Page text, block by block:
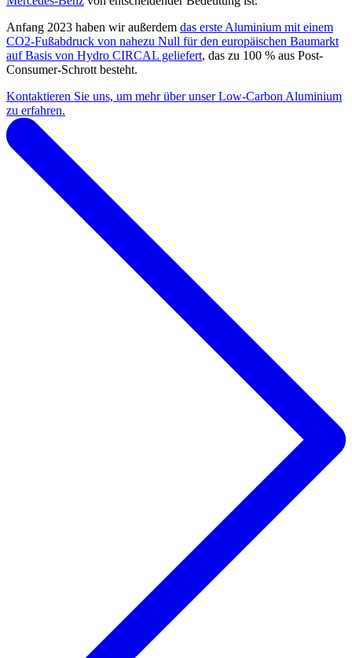
Anfang 2023 haben wir außerdem das erste Aluminium mit einem
CO2-Fußabdruck von nahezu Null für den europäischen Baumarkt
auf Basis von Hydro CIRCAL geliefert, das zu 100 % aus Post-
Consumer-Schrott besteht.
Kontaktieren Sie uns, um mehr über unser Low-Carbon Aluminium
zu erfahren.